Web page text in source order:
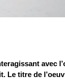
avec
Le titre de